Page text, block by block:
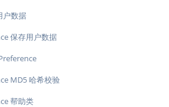
户数据
保存用户数据
MD5 哈希校验
帮助类